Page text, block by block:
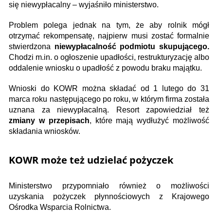
się niewypłacalny – wyjaśniło ministerstwo.
Problem polega jednak na tym, że aby rolnik mógł
otrzymać rekompensatę, najpierw musi zostać formalnie
stwierdzona niewypłacalność podmiotu skupującego.
Chodzi m.in. o ogłoszenie upadłości, restrukturyzację albo
oddalenie wniosku o upadłość z powodu braku majątku.
Wnioski do KOWR można składać od 1 lutego do 31
marca roku następującego po roku, w którym firma została
uznana za niewypłacalną. Resort zapowiedział też
zmiany w przepisach, które mają wydłużyć możliwość
składania wniosków.
KOWR może też udzielać pożyczek
Ministerstwo przypomniało również o możliwości
uzyskania pożyczek płynnościowych z Krajowego
Ośrodka Wsparcia Rolnictwa.